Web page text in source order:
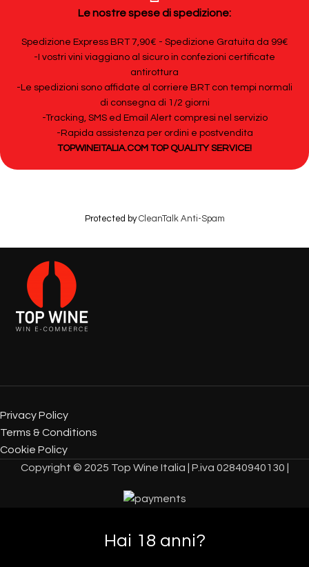
Le nostre spese di spedizione:
Spedizione Express BRT 7,90€ - Spedizione Gratuita da 99€
-I vostri vini viaggiano al sicuro in confezioni certificate
antirottura
-Le spedizioni sono affidate al corriere BRT con tempi normali
di consegna di 1/2 giorni
-Tracking, SMS ed Email Alert compresi nel servizio
-Rapida assistenza per ordini e postvendita
TOPWINEITALIA.COM TOP QUALITY SERVICE!
Protected byCleanTalk Anti-Spam
Privacy Policy
Terms & Conditions
Cookie Policy
Copyright © 2025 Top Wine Italia | P.iva 02840940130 |
Hai 18 anni?